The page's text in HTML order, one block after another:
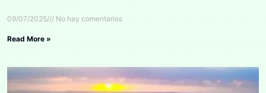
09/07/2025 No hay comentarios
Read More »